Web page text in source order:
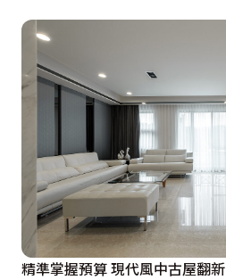
精準掌握預算 現代風中古屋翻新